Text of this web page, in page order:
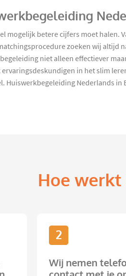
mogelijk betere cijfers moet halen.
zoeken wij altijd
niet alleen effectiever
in het slim
Huiswerkbegeleiding Nederlands
Hoe werkt
2
Wij nemen